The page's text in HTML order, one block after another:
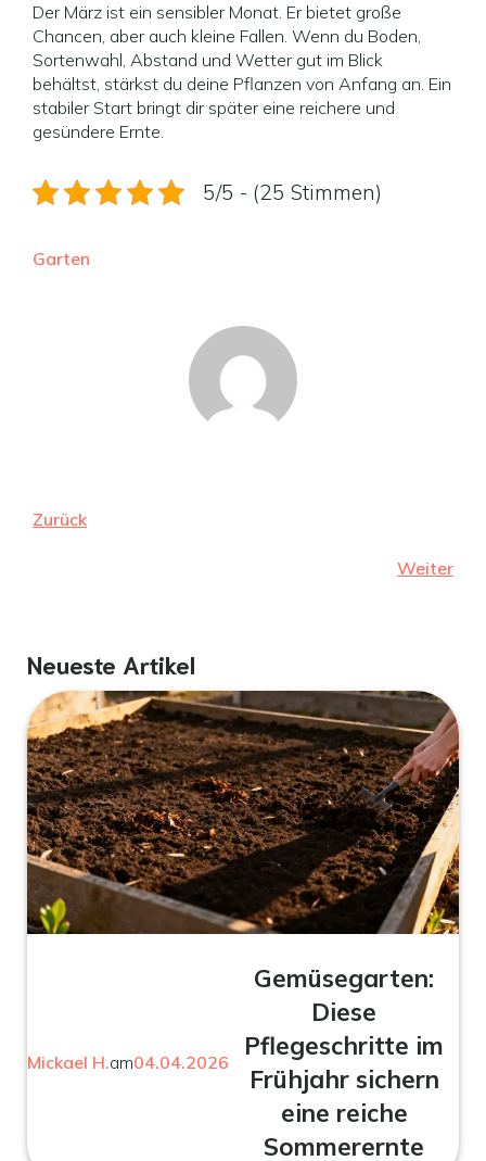
Der März ist ein sensibler Monat. Er bietet große
Chancen, aber auch kleine Fallen. Wenn du Boden,
Sortenwahl, Abstand und Wetter gut im Blick
behältst, stärkst du deine Pflanzen von Anfang an. Ein
stabiler Start bringt dir später eine reichere und
gesündere Ernte.
5/5 - (25 Stimmen)
Garten
Zurück
Weiter
Neueste Artikel
Mickael H.am04.04.2026
Gemüsegarten:
Diese
Pflegeschritte im
Frühjahr sichern
eine reiche
Sommerernte